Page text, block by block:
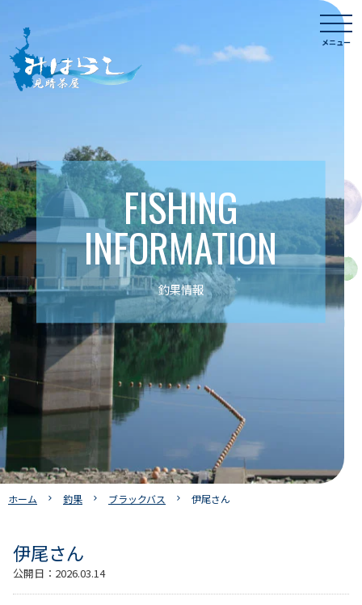
content
メニュー
FISHING
INFORMATION
釣果情報
ホーム 釣果 ブラックバス 伊尾さん
伊尾さん
公開日： 2026.03.14